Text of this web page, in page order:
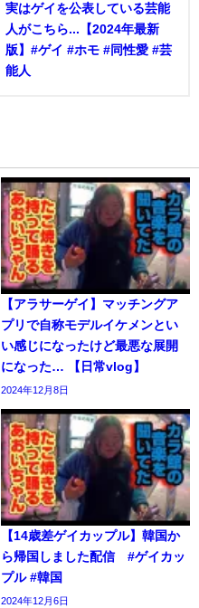
実はゲイを公表している芸能
人がこちら...【2024年最新
版】#ゲイ #ホモ #同性愛 #芸
能人
【アラサーゲイ】マッチングア
プリで自称モデルイケメンとい
い感じになったけど最悪な展開
になった… 【日常vlog】
2024年12月8日
【14歳差ゲイカップル】韓国か
ら帰国しました配信 #ゲイカッ
プル #韓国
2024年12月6日